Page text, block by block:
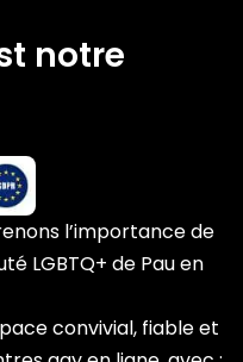
notre
l’importance de
LGBTQ+ de Pau en
convivial, fiable et